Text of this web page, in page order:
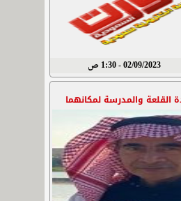
02/09/2023 - 1:30 ص
القلعة والمدرسة لمكانهما